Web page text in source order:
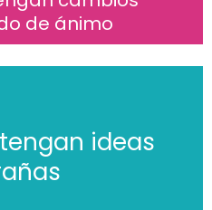
de ánimo
ideas